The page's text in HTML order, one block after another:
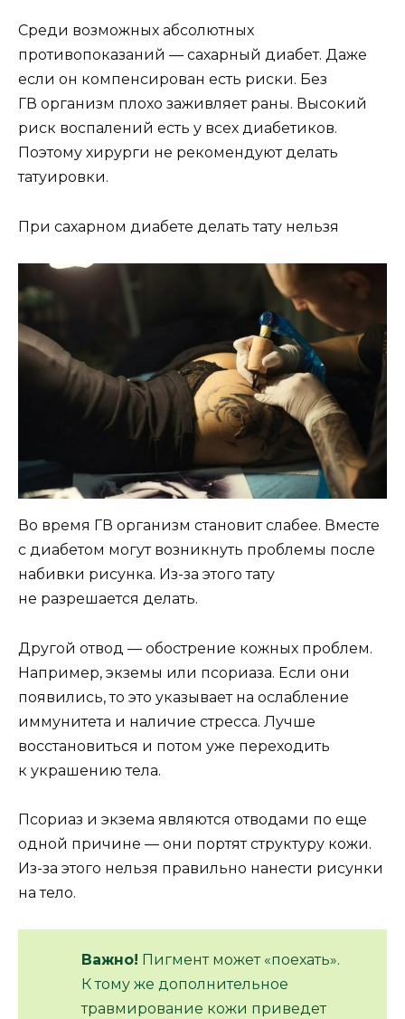
Среди возможных абсолютных
противопоказаний — сахарный диабет. Даже
если он компенсирован есть риски. Без
ГВ организм плохо заживляет раны. Высокий
риск воспалений есть у всех диабетиков.
Поэтому хирурги не рекомендуют делать
татуировки.
При сахарном диабете делать тату нельзя
Во время ГВ организм становит слабее. Вместе
с диабетом могут возникнуть проблемы после
набивки рисунка. Из-за этого тату
не разрешается делать.
Другой отвод — обострение кожных проблем.
Например, экземы или псориаза. Если они
появились, то это указывает на ослабление
иммунитета и наличие стресса. Лучше
восстановиться и потом уже переходить
к украшению тела.
Псориаз и экзема являются отводами по еще
одной причине — они портят структуру кожи.
Из-за этого нельзя правильно нанести рисунки
на тело.
Важно! Пигмент может «поехать».
К тому же дополнительное
травмирование кожи приведет